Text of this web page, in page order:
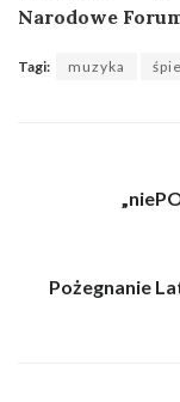
Narodowe
Tagi: muzyka
Pożegnanie